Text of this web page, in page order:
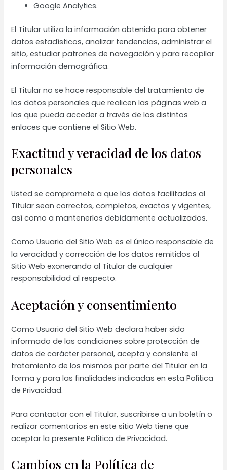
Google Analytics.
El Titular utiliza la información obtenida para obtener
datos estadísticos, analizar tendencias, administrar el
sitio, estudiar patrones de navegación y para recopilar
información demográfica.
El Titular no se hace responsable del tratamiento de
los datos personales que realicen las páginas web a
las que pueda acceder a través de los distintos
enlaces que contiene el Sitio Web.
Exactitud y veracidad de los datos
personales
Usted se compromete a que los datos facilitados al
Titular sean correctos, completos, exactos y vigentes,
así como a mantenerlos debidamente actualizados.
Como Usuario del Sitio Web es el único responsable de
la veracidad y corrección de los datos remitidos al
Sitio Web exonerando al Titular de cualquier
responsabilidad al respecto.
Aceptación y consentimiento
Como Usuario del Sitio Web declara haber sido
informado de las condiciones sobre protección de
datos de carácter personal, acepta y consiente el
tratamiento de los mismos por parte del Titular en la
forma y para las finalidades indicadas en esta Política
de Privacidad.
Para contactar con el Titular, suscribirse a un boletín o
realizar comentarios en este sitio Web tiene que
aceptar la presente Política de Privacidad.
Cambios en la Política de